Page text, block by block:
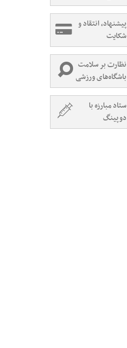
پیشنهاد، انتقاد و
شکایت
نظارت بر سلامت
باشگاه‌های ورزشی
ستاد مبارزه با
دوپینگ